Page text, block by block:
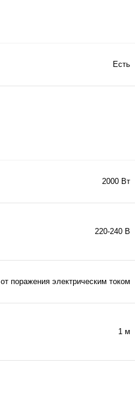
Есть
2000 Вт
220-240 В
от поражения электрическим током
1 м